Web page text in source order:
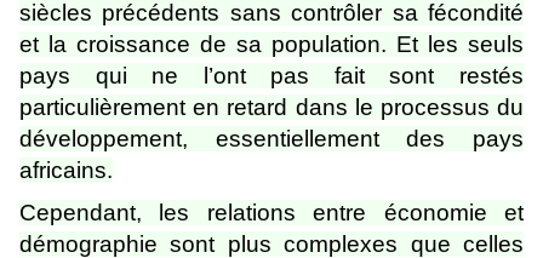
siècles précédents sans contrôler sa fécondité
et la croissance de sa population. Et les seuls
pays qui ne l’ont pas fait sont restés
particulièrement en retard dans le processus du
développement, essentiellement des pays
africains.
Cependant, les relations entre économie et
démographie sont plus complexes que celles